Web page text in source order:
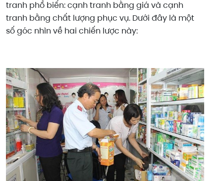
tranh phổ biến: cạnh tranh bằng giá và cạnh
tranh bằng chất lượng phục vụ. Dưới đây là một
số góc nhìn về hai chiến lược này: